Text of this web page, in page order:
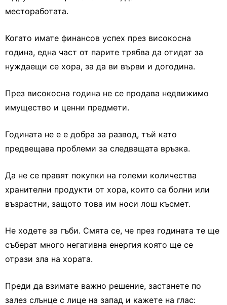
местоработата.
Когато имате финансов успех през високосна
година, една част от парите трябва да отидат за
нуждаещи се хора, за да ви върви и догодина.
През високосна година не се продава недвижимо
имущество и ценни предмети.
Годината не е е добра за развод, тъй като
предвещава проблеми за следващата връзка.
Да не се правят покупки на големи количества
хранителни продукти от хора, които са болни или
възрастни, защото това им носи лош късмет.
Не ходете за гъби. Смята се, че през годината те ще
съберат много негативна енергия която ще се
отрази зла на хората.
Преди да взимате важно решение, застанете по
залез слънце с лице на запад и кажете на глас: